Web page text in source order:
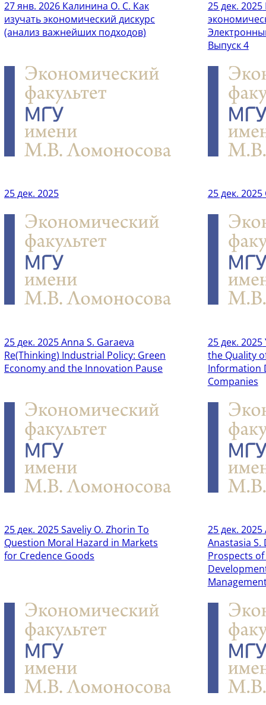
27 янв. 2026 Калинина О. С. Как
изучать экономический дискурс
(анализ важнейших подходов)
25 дек. 2025
Выпуск 4
25 дек. 2025 25 дек. 2025
25 дек. 2025Anna S. Garaeva
Re(Thinking) Industrial Policy: Green
Economy and the Innovation Pause
25 дек. 2025
the Quality
Information
Companies
25 дек. 2025Saveliy O. Zhorin To
Question Moral Hazard in Markets
for Credence Goods
25 дек. 2025
Anastasia S.
Prospects